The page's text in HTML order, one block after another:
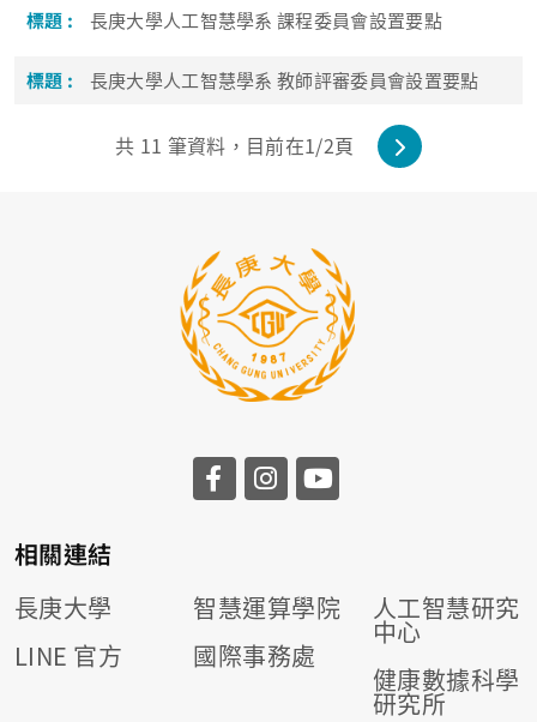
長庚大學人工智慧學系 課程委員會設置要點
長庚大學人工智慧學系 教師評審委員會設置要點
共 11 筆資料，目前在1/2頁
相關連結
長庚大學
LINE 官方
智慧運算學院
國際事務處
人工智慧研究
中心
健康數據科學
研究所